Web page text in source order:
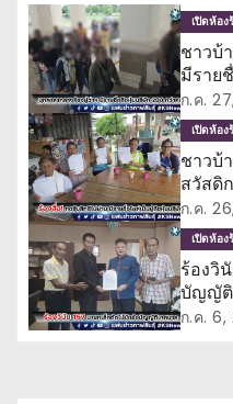
น
ว
เ
รื่
อ
ง
เปิดห้อง
ชาวบ้
มีราย
ชวดสิ
ก.ค.
เปิดห้อง
ชาวบ้
สวัสดิ
ถือหุ้น
ก.ค.
เปิดห้อง
ร้องวิ
บัญญัติ
ก.ค. 6,